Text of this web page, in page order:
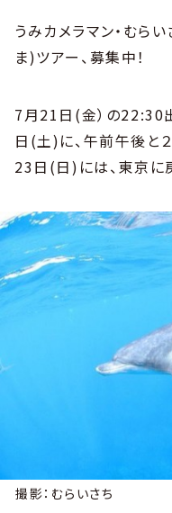
うみカメラマン・むら
ま)ツアー、募集中！
7月21日(金）の22:30
日(土)に、午前午後と
23日(日)には、東京に
撮影：むらいさち